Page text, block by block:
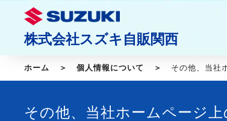
株式会社スズキ自販関西
ホーム 個人情報について その他、当社
その他、当社ホームページ